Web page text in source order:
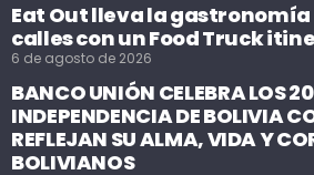
Eat Out lleva la gastronomía
calles con un Food Truck
6 de agosto de 2026
BANCO UNIÓN CELEBRA LOS
INDEPENDENCIA DE BOLIVIA
REFLEJAN SU ALMA, VIDA Y
BOLIVIANOS